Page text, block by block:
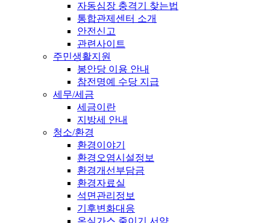
자동심장 충격기 찾는법
통합관제센터 소개
안전신고
관련사이트
주민생활지원
봉안당 이용 안내
참전명예 수당 지급
세무/세금
세금이란
지방세 안내
청소/환경
환경이야기
환경오염시설정보
환경개선부담금
환경자료실
석면관리정보
기후변화대응
온실가스 줄이기 서약